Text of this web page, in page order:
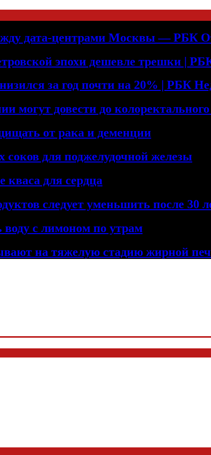
дата-центрами Москвы — РБК
эпохи дешевле трешки |
за год почти на 20% | РБК
могут довести до
от рака и деменции
для поджелудочной железы
кваса для сердца
следует уменьшить после 30
с лимоном по утрам
на тяжелую стадию жирной